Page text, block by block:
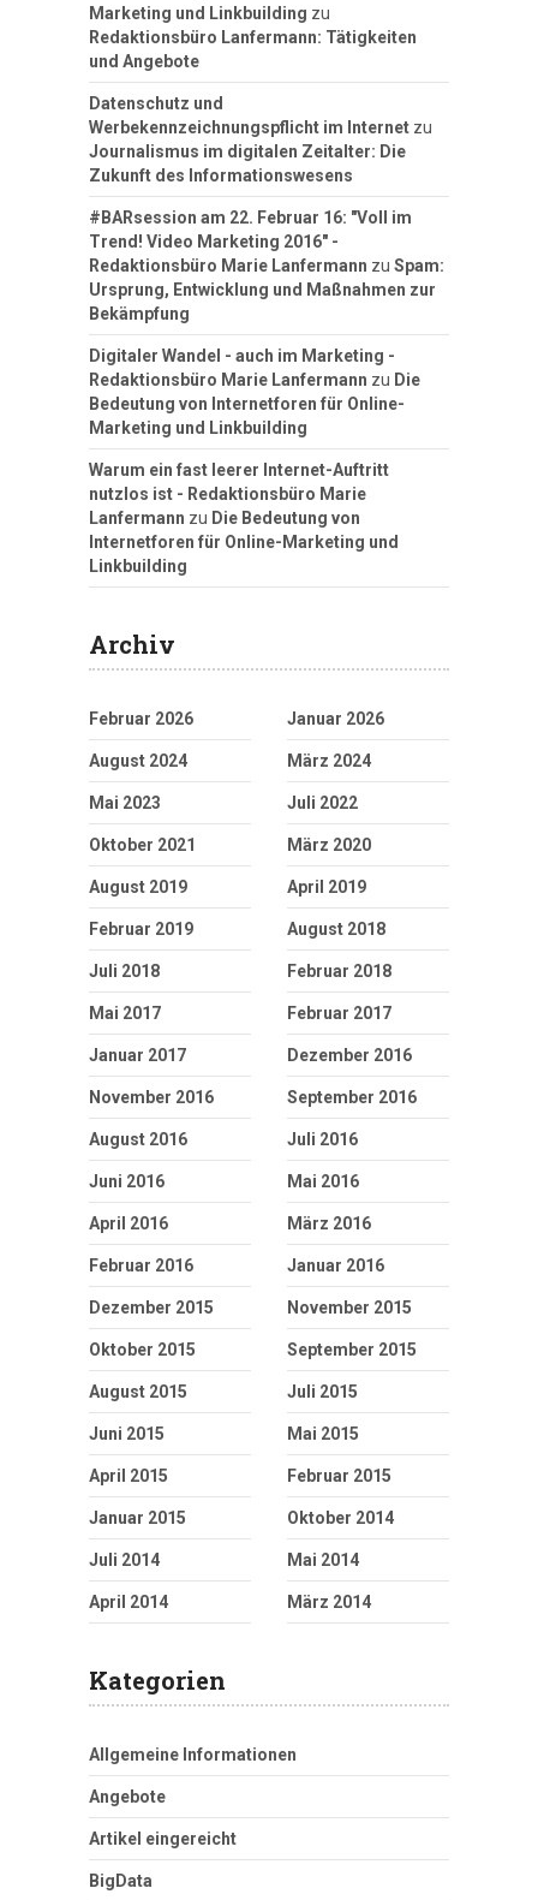
Marketing und Linkbuilding zu
Redaktionsbüro Lanfermann: Tätigkeiten
und Angebote
Datenschutz und
Werbekennzeichnungspflicht im Internet zu
Journalismus im digitalen Zeitalter: Die
Zukunft des Informationswesens
#BARsession am 22. Februar 16: "Voll im
Trend! Video Marketing 2016" -
Redaktionsbüro Marie Lanfermann zu Spam:
Ursprung, Entwicklung und Maßnahmen zur
Bekämpfung
Digitaler Wandel - auch im Marketing -
Redaktionsbüro Marie Lanfermann zu Die
Bedeutung von Internetforen für Online-
Marketing und Linkbuilding
Warum ein fast leerer Internet-Auftritt
nutzlos ist - Redaktionsbüro Marie
Lanfermann zu Die Bedeutung von
Internetforen für Online-Marketing und
Linkbuilding
Archiv
Februar 2026 Januar 2026
August 2024 März 2024
Mai 2023 Juli 2022
Oktober 2021 März 2020
August 2019 April 2019
Februar 2019 August 2018
Juli 2018 Februar 2018
Mai 2017 Februar 2017
Januar 2017 Dezember 2016
November 2016 September 2016
August 2016 Juli 2016
Juni 2016 Mai 2016
April 2016 März 2016
Februar 2016 Januar 2016
Dezember 2015 November 2015
Oktober 2015 September 2015
August 2015 Juli 2015
Juni 2015 Mai 2015
April 2015 Februar 2015
Januar 2015 Oktober 2014
Juli 2014 Mai 2014
April 2014 März 2014
Kategorien
Allgemeine Informationen
Angebote
Artikel eingereicht
BigData